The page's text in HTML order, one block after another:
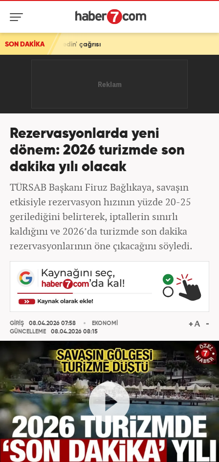
SON DAKİKA
Rezervasyonlarda yeni
dönem: 2026 turizmde son
dakika yılı olacak
TÜRSAB Başkanı Firuz Bağlıkaya, savaşın
etkisiyle rezervasyon hızının yüzde 20-25
gerilediğini belirterek, iptallerin sınırlı
kaldığını ve 2026’da turizmde son dakika
rezervasyonlarının öne çıkacağını söyledi.
GİRİŞ
08.04.2026 07:58
GÜNCELLEME
08.04.2026 08:15
EKONOMİ